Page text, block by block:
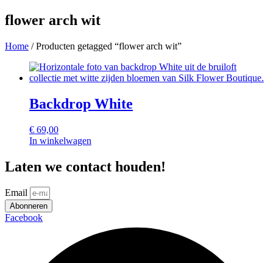
flower arch wit
Home / Producten getagged “flower arch wit”
Backdrop White
€ 69,00
In winkelwagen
Laten we contact houden!
Email
Abonneren
Facebook